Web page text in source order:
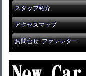
スタッフ紹介
アクセスマップ
お問合せ･ファンレター